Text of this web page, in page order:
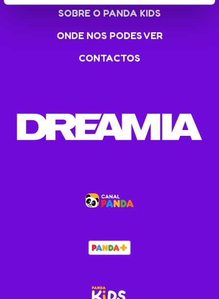
Cookies".
SOBRE O PANDA KIDS
ONDE NOS PODES VER
CONTACTOS